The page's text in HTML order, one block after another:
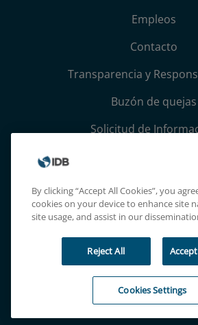
Empleos
Contacto
Transparencia y
Buzón de quejas
Solicitud de
Términos, condiciones y aviso
Extranet
By clicking “Accept All Cookies”, you
cookies on your device to enhance site
site usage, and assist in our
Reject All
Cookies Settings